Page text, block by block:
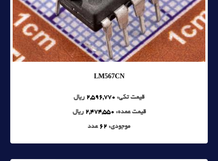
LM567CN
قیمت تکی: 2,596,770 ریال
قیمت عمده: 2,474,550 ریال
موجودی: 62 عدد